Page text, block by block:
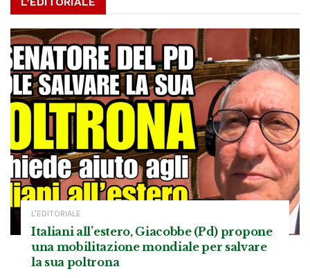
L’EDITORIALE
Italiani all’estero, Giacobbe (Pd) propone
una mobilitazione mondiale per salvare
la sua poltrona